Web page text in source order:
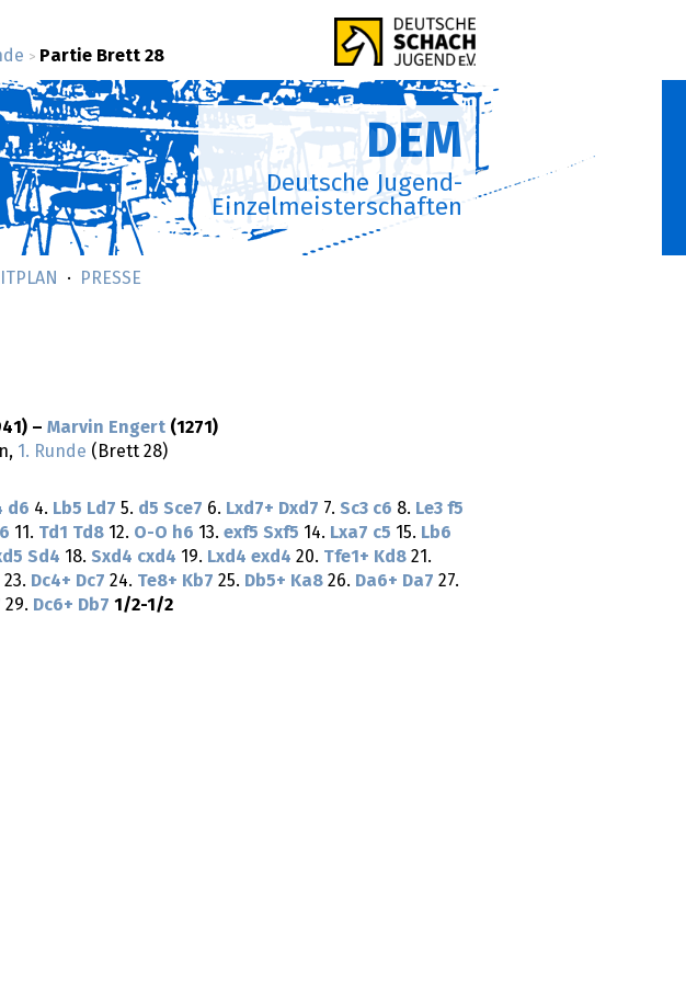
> Partie Brett 28
DEM
Deutsche Jugend-
Einzelmeisterschaften
PRESSE
– Marvin Engert (1271)
1. Runde (Brett 28)
d6 4. Lb5 Ld7 5. d5 Sce7 6. Lxd7+ Dxd7 7. Sc3 c6 8. Le3 f5
11. Td1 Td8 12. O-O h6 13. exf5 Sxf5 14. Lxa7 c5 15. Lb6
Sd4 18. Sxd4 cxd4 19. Lxd4 exd4 20. Tfe1+ Kd8 21.
23. Dc4+ Dc7 24. Te8+ Kb7 25. Db5+ Ka8 26. Da6+ Da7 27.
29. Dc6+ Db7 1/2-1/2